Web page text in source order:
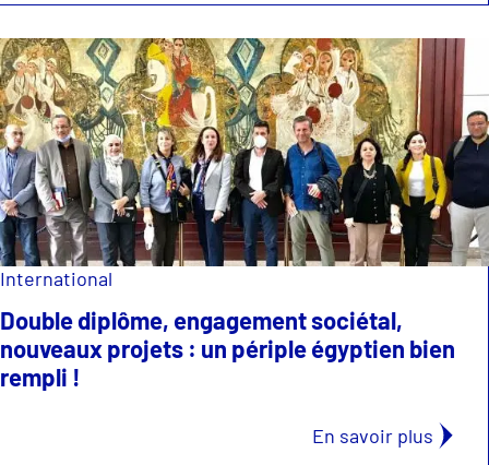
International
Double diplôme, engagement sociétal,
nouveaux projets : un périple égyptien bien
rempli !
En savoir plus